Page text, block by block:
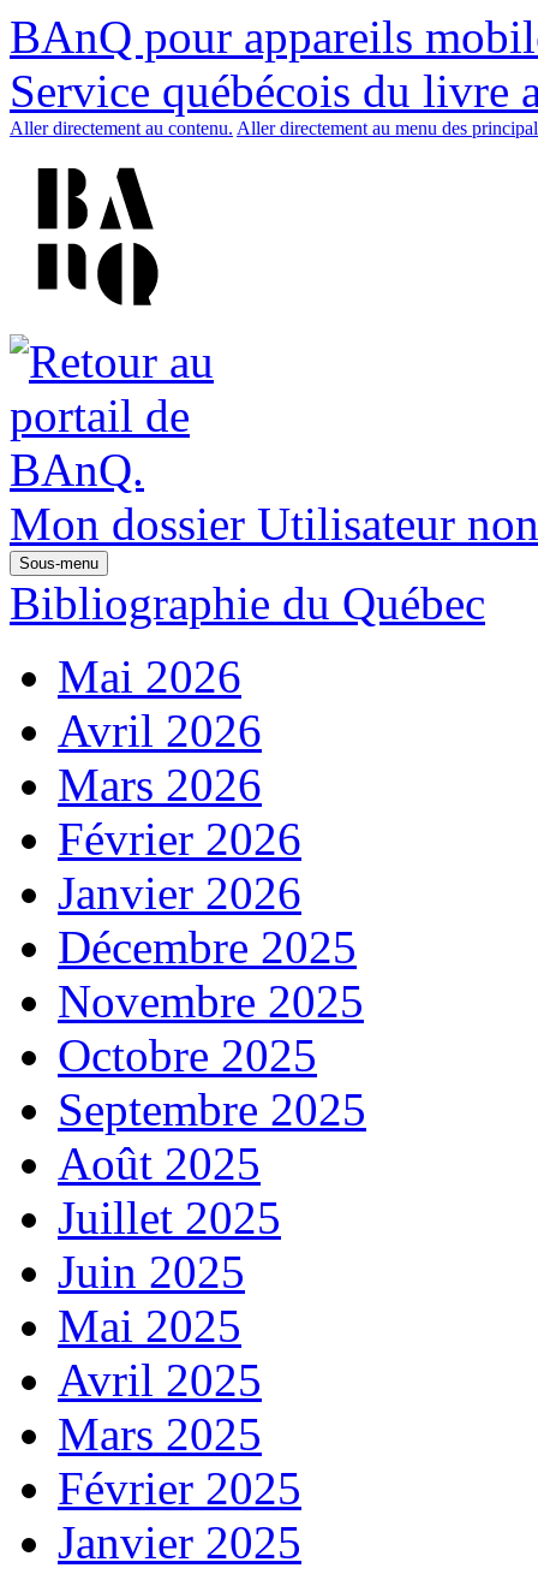
BAnQ pour appareils
Service québécois du livre
Aller directement au contenu. Aller directement au menu des
Mon dossier Utilisateur
Sous-menu
Bibliographie du Québec
Mai 2026
Avril 2026
Mars 2026
Février 2026
Janvier 2026
Décembre 2025
Novembre 2025
Octobre 2025
Septembre 2025
Août 2025
Juillet 2025
Juin 2025
Mai 2025
Avril 2025
Mars 2025
Février 2025
Janvier 2025